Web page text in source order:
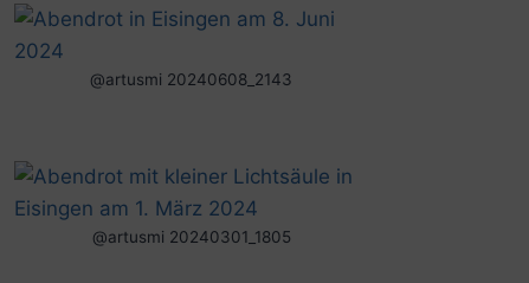
@artusmi 20240608_2143
@artusmi 20240301_1805